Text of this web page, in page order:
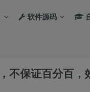
软件源码
不保证百分百，